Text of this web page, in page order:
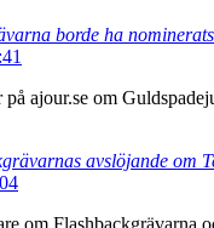
borde ha
ajour.se om
avslöjande
om Flashbackgrävarna